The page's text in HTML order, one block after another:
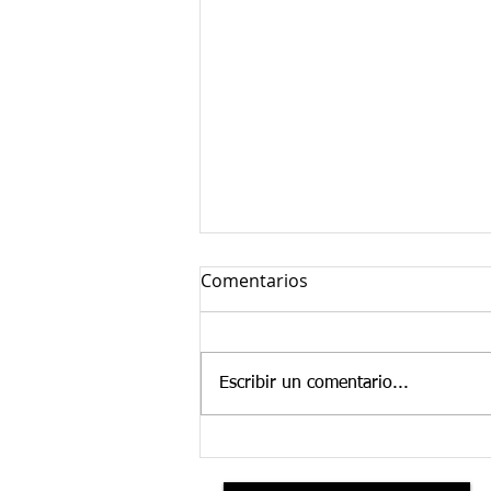
SINIESTRALIDAD MINERA
Comentarios
Escribir un comentario...